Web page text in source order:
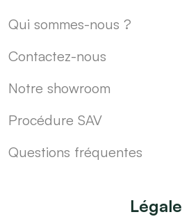
Qui sommes-nous ?
Contactez-nous
Notre showroom
Procédure SAV
Questions fréquentes
Légale